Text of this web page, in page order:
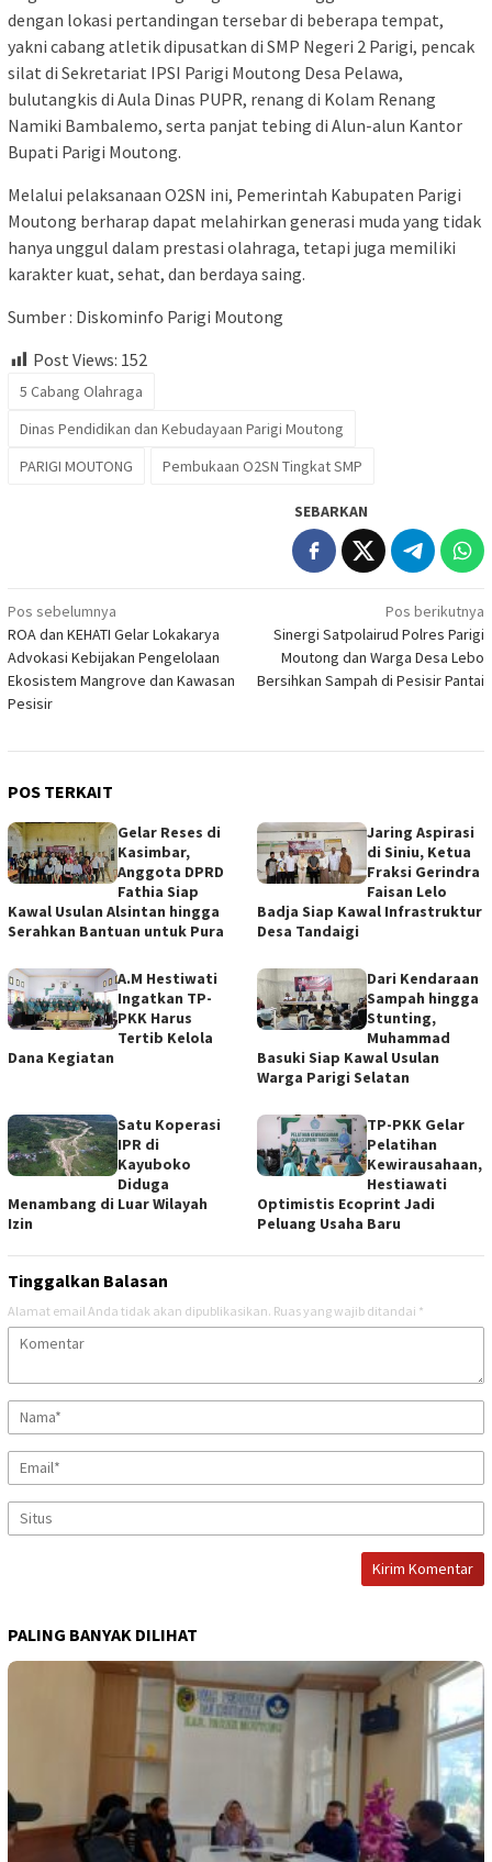
dengan lokasi pertandingan tersebar di beberapa tempat,
yakni cabang atletik dipusatkan di SMP Negeri 2 Parigi, pencak
silat di Sekretariat IPSI Parigi Moutong Desa Pelawa,
bulutangkis di Aula Dinas PUPR, renang di Kolam Renang
Namiki Bambalemo, serta panjat tebing di Alun-alun Kantor
Bupati Parigi Moutong.
Melalui pelaksanaan O2SN ini, Pemerintah Kabupaten Parigi
Moutong berharap dapat melahirkan generasi muda yang tidak
hanya unggul dalam prestasi olahraga, tetapi juga memiliki
karakter kuat, sehat, dan berdaya saing.
Sumber : Diskominfo Parigi Moutong
Post Views: 152
5 Cabang Olahraga
Dinas Pendidikan dan Kebudayaan Parigi Moutong
PARIGI MOUTONG
Pembukaan O2SN Tingkat SMP
SEBARKAN
Navigasi
pos
Pos sebelumnya
ROA dan KEHATI Gelar Lokakarya
Advokasi Kebijakan Pengelolaan
Ekosistem Mangrove dan Kawasan
Pesisir
Pos berikutnya
Sinergi Satpolairud Polres Parigi
Moutong dan Warga Desa Lebo
Bersihkan Sampah di Pesisir Pantai
POS TERKAIT
Gelar Reses di
Kasimbar,
Anggota DPRD
Fathia Siap
Kawal Usulan Alsintan hingga
Serahkan Bantuan untuk Pura
Jaring Aspirasi
di Siniu, Ketua
Fraksi Gerindra
Faisan Lelo
Badja Siap Kawal Infrastruktur
Desa Tandaigi
A.M Hestiwati
Ingatkan TP-
PKK Harus
Tertib Kelola
Dana Kegiatan
Dari Kendaraan
Sampah hingga
Stunting,
Muhammad
Basuki Siap Kawal Usulan
Warga Parigi Selatan
Satu Koperasi
IPR di
Kayuboko
Diduga
Menambang di Luar Wilayah
Izin
TP-PKK Gelar
Pelatihan
Kewirausahaan,
Hestiawati
Optimistis Ecoprint Jadi
Peluang Usaha Baru
Tinggalkan Balasan
Alamat email Anda tidak akan dipublikasikan. Ruas yang wajib ditandai *
PALING BANYAK DILIHAT